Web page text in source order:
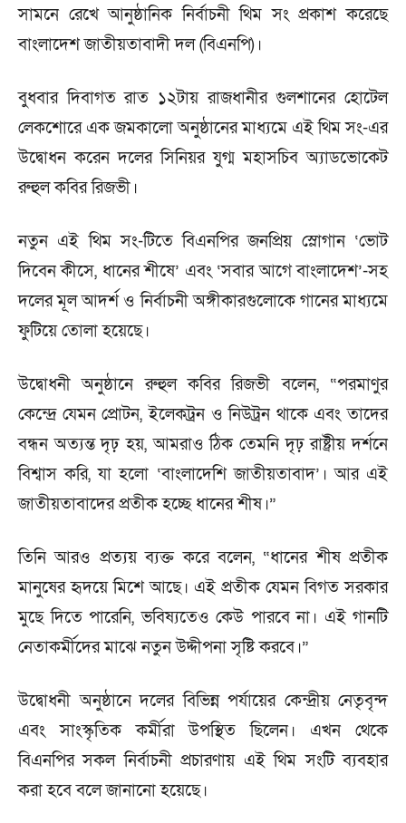
সামনে রেখে আনুষ্ঠানিক নির্বাচনী থিম সং প্রকাশ করেছে
বাংলাদেশ জাতীয়তাবাদী দল (বিএনপি)।
বুধবার দিবাগত রাত ১২টায় রাজধানীর গুলশানের হোটেল
লেকশোরে এক জমকালো অনুষ্ঠানের মাধ্যমে এই থিম সং-এর
উদ্বোধন করেন দলের সিনিয়র যুগ্ম মহাসচিব অ্যাডভোকেট
রুহুল কবির রিজভী।
নতুন এই থিম সং-টিতে বিএনপির জনপ্রিয় স্লোগান ‘ভোট
দিবেন কীসে, ধানের শীষে’ এবং ‘সবার আগে বাংলাদেশ’-সহ
দলের মূল আদর্শ ও নির্বাচনী অঙ্গীকারগুলোকে গানের মাধ্যমে
ফুটিয়ে তোলা হয়েছে।
উদ্বোধনী অনুষ্ঠানে রুহুল কবির রিজভী বলেন, “পরমাণুর
কেন্দ্রে যেমন প্রোটন, ইলেকট্রন ও নিউট্রন থাকে এবং তাদের
বন্ধন অত্যন্ত দৃঢ় হয়, আমরাও ঠিক তেমনি দৃঢ় রাষ্ট্রীয় দর্শনে
বিশ্বাস করি, যা হলো ‘বাংলাদেশি জাতীয়তাবাদ’। আর এই
জাতীয়তাবাদের প্রতীক হচ্ছে ধানের শীষ।”
তিনি আরও প্রত্যয় ব্যক্ত করে বলেন, “ধানের শীষ প্রতীক
মানুষের হৃদয়ে মিশে আছে। এই প্রতীক যেমন বিগত সরকার
মুছে দিতে পারেনি, ভবিষ্যতেও কেউ পারবে না। এই গানটি
নেতাকর্মীদের মাঝে নতুন উদ্দীপনা সৃষ্টি করবে।”
উদ্বোধনী অনুষ্ঠানে দলের বিভিন্ন পর্যায়ের কেন্দ্রীয় নেতৃবৃন্দ
এবং সাংস্কৃতিক কর্মীরা উপস্থিত ছিলেন। এখন থেকে
বিএনপির সকল নির্বাচনী প্রচারণায় এই থিম সংটি ব্যবহার
করা হবে বলে জানানো হয়েছে।